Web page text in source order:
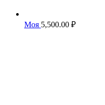
Моя 5,500.00 ₽